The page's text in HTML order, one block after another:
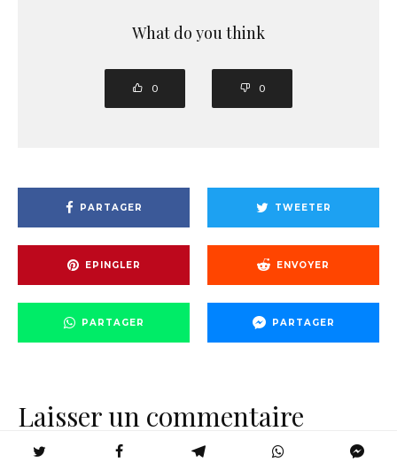
What do you think
0 0
PARTAGER TWEETER
EPINGLER ENVOYER
PARTAGER PARTAGER
Laisser un commentaire
Votre adresse e-mail ne sera pas publiée.
Les champs obligatoires sont